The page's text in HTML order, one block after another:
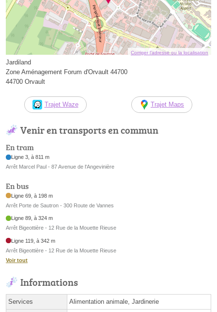
Corriger l’adresse ou la localisation
Jardiland
Zone Aménagement Forum d'Orvault 44700
44700 Orvault
Trajet Waze Trajet Maps
Venir en transports en commun
En tram
Ligne 3, à 811 m
Arrêt Marcel Paul - 87 Avenue de l'Angevinière
En bus
Ligne 69, à 198 m
Arrêt Porte de Sautron - 300 Route de Vannes
Ligne 89, à 324 m
Arrêt Bigeottière - 12 Rue de la Mouette Rieuse
Ligne 119, à 342 m
Arrêt Bigeottière - 12 Rue de la Mouette Rieuse
Voir tout
Informations
Services Alimentation animale, Jardinerie